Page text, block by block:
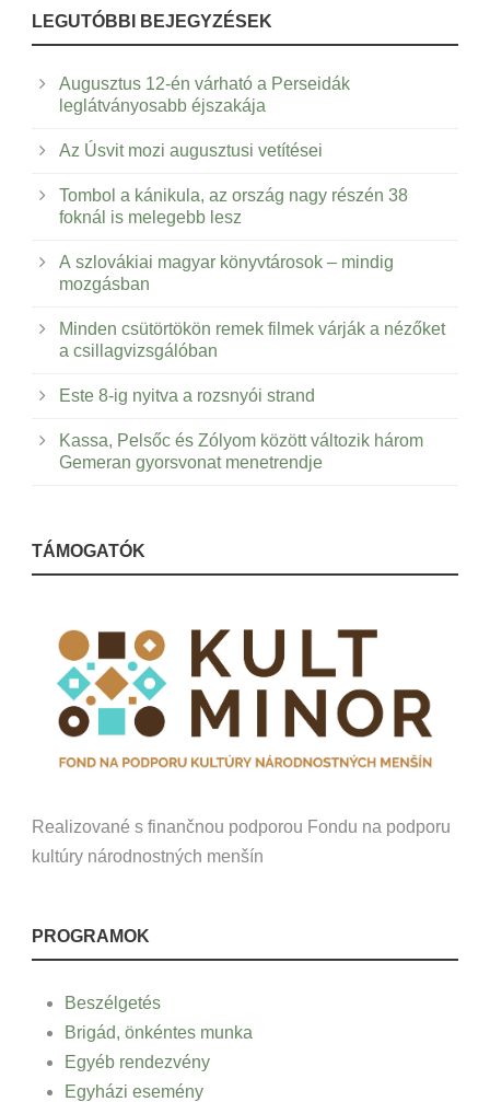
LEGUTÓBBI BEJEGYZÉSEK
Augusztus 12-én várható a Perseidák
leglátványosabb éjszakája
Az Úsvit mozi augusztusi vetítései
Tombol a kánikula, az ország nagy részén 38
foknál is melegebb lesz
A szlovákiai magyar könyvtárosok – mindig
mozgásban
Minden csütörtökön remek filmek várják a nézőket
a csillagvizsgálóban
Este 8-ig nyitva a rozsnyói strand
Kassa, Pelsőc és Zólyom között változik három
Gemeran gyorsvonat menetrendje
TÁMOGATÓK
Realizované s finančnou podporou Fondu na podporu
kultúry národnostných menšín
PROGRAMOK
Beszélgetés
Brigád, önkéntes munka
Egyéb rendezvény
Egyházi esemény